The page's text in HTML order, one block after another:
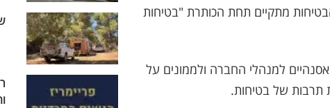
מתקיים תחת הכותרת "בטיחות
למנהלי החברה ולממונים על
תרבות של בטיחות.